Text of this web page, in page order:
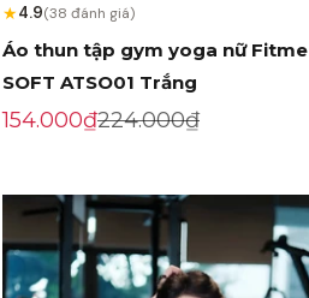
★4.9(38 đánh giá)
Áo thun tập gym yoga nữ Fitme
SOFT ATSO01 Trắng
Giá khuyến mãi
154.000₫Giá gốc
224.000₫